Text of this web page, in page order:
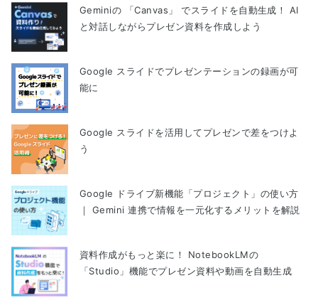
Geminiの 「Canvas」 でスライドを自動生成！ AI
と対話しながらプレゼン資料を作成しよう
Google スライドでプレゼンテーションの録画が可
能に
Google スライドを活用してプレゼンで差をつけよ
う
Google ドライブ新機能「プロジェクト」の使い方
｜ Gemini 連携で情報を一元化するメリットを解説
資料作成がもっと楽に！ NotebookLMの
「Studio」機能でプレゼン資料や動画を自動生成